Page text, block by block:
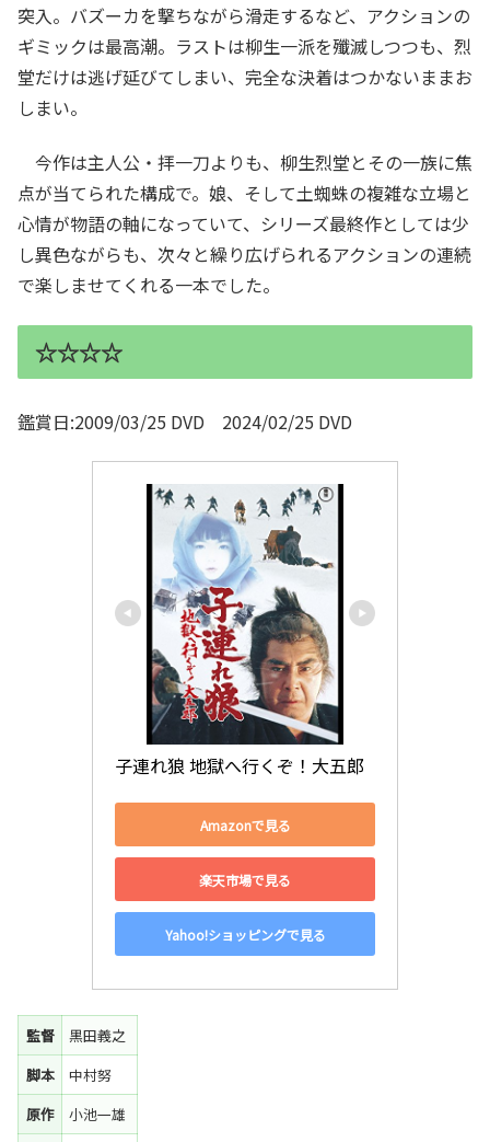
突入。バズーカを撃ちながら滑走するなど、アクションの
ギミックは最高潮。ラストは柳生一派を殲滅しつつも、烈
堂だけは逃げ延びてしまい、完全な決着はつかないままお
しまい。
今作は主人公・拝一刀よりも、柳生烈堂とその一族に焦
点が当てられた構成で。娘、そして土蜘蛛の複雑な立場と
心情が物語の軸になっていて、シリーズ最終作としては少
し異色ながらも、次々と繰り広げられるアクションの連続
で楽しませてくれる一本でした。
☆☆☆☆
鑑賞日:2009/03/25 DVD 2024/02/25 DVD
子連れ狼 地獄へ行くぞ！大五郎
Amazonで見る
楽天市場で見る
Yahoo!ショッピングで見る
監督
黒田義之
脚本
中村努
原作
小池一雄